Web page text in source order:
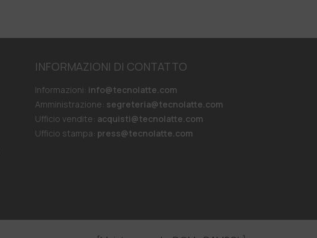
INFORMAZIONI DI CONTATTO
Informazioni: info@tecnolatte.com
Amministrazione: segreteria@tecnolatte.com
Ufficio vendite: acquisti@tecnolatte.com
Ufficio stampa: press@tecnolatte.com